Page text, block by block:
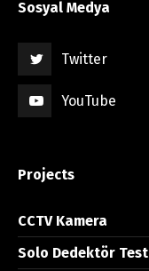
Sosyal Medya
Twitter
YouTube
Projects
CCTV Kamera
Solo Dedektör Test